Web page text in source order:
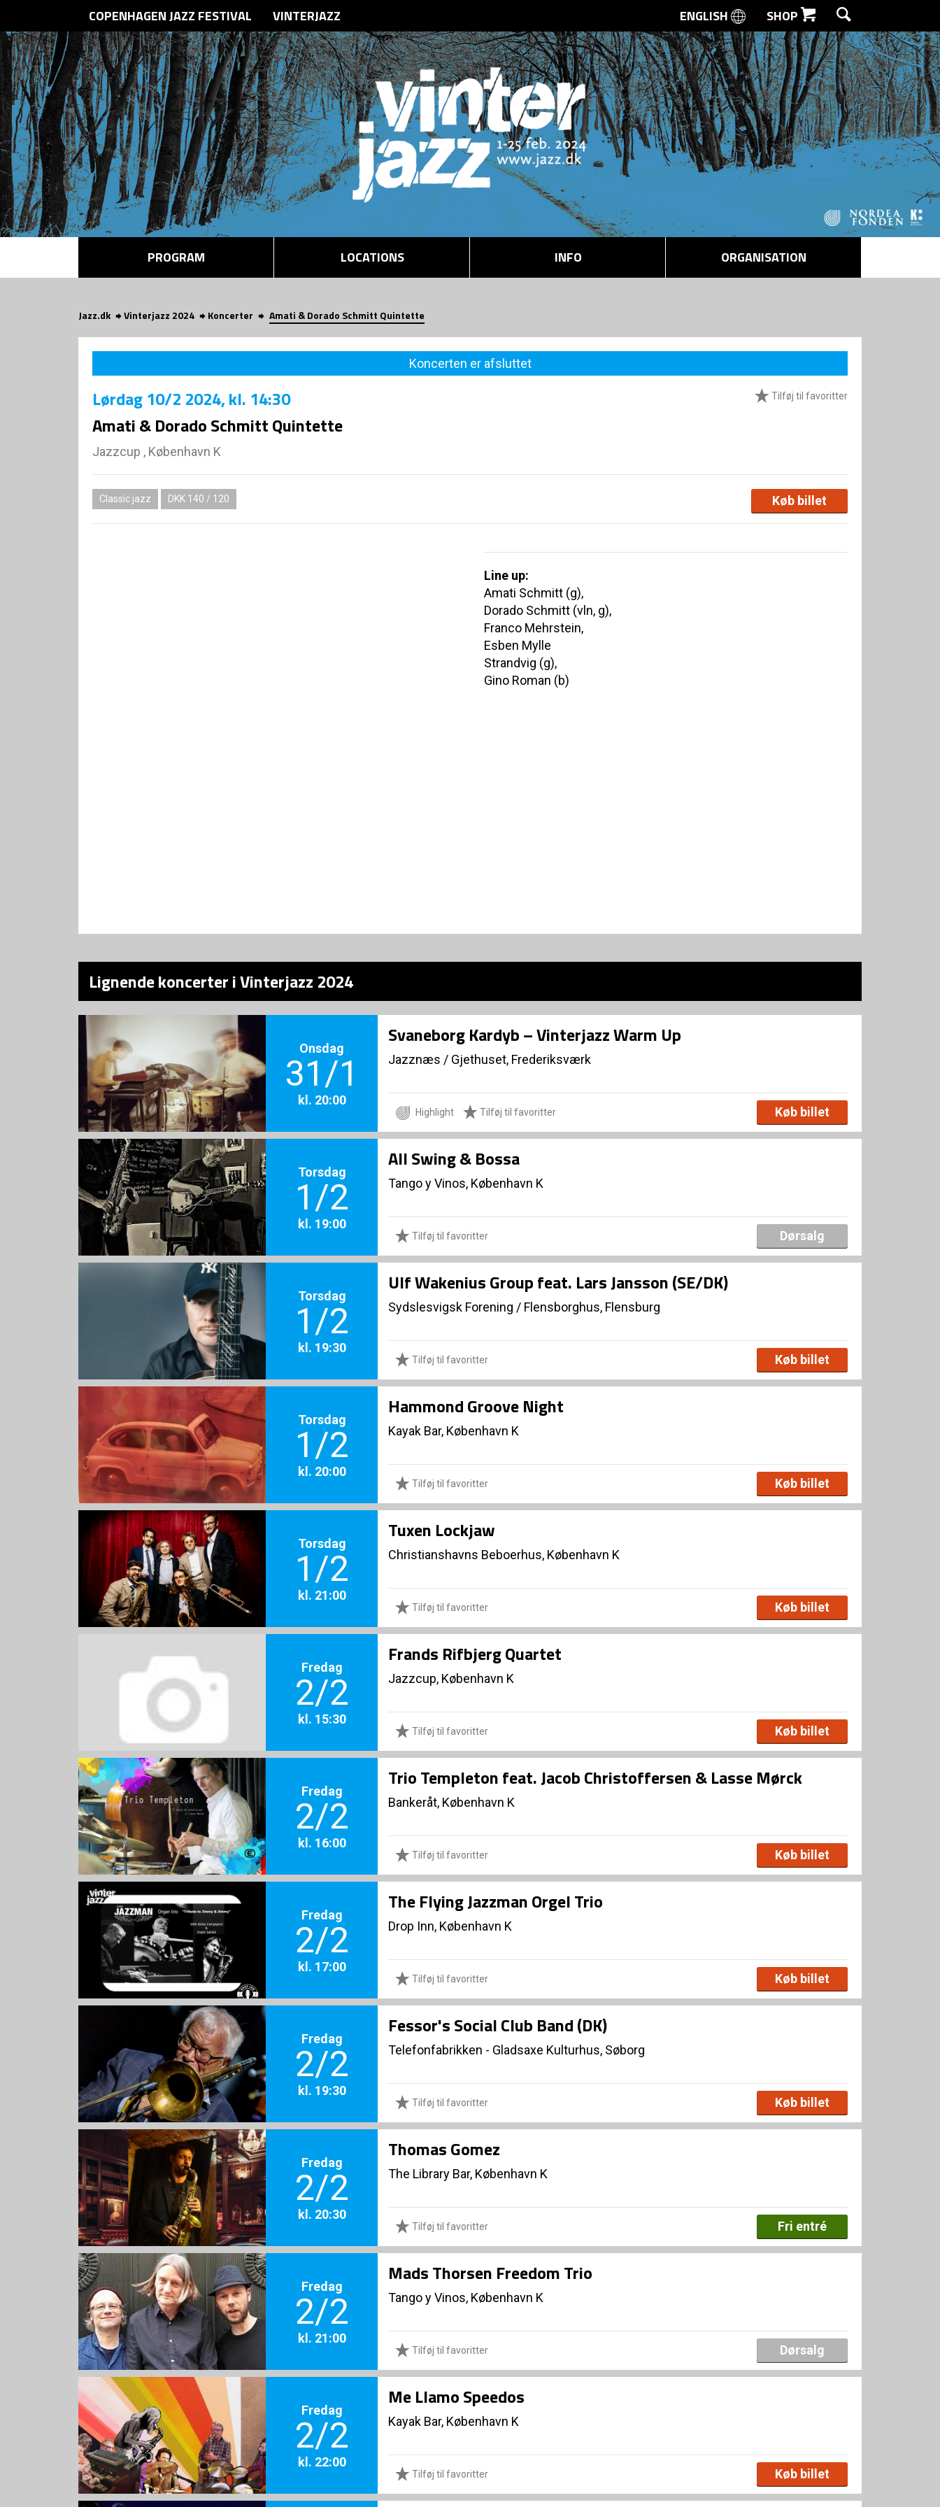
SØG
COPENHAGEN JAZZ FESTIVAL VINTERJAZZ ENGLISH SHOP
PROGRAM LOCATIONS INFO ORGANISATION
Jazz.dk Vinterjazz 2024 Koncerter Amati & Dorado Schmitt Quintette
Koncerten er afsluttet
Tilføj til favoritter
Lørdag10/2 2024, kl. 14:30
Amati & Dorado Schmitt Quintette
Jazzcup , København K
Classic jazz DKK 140 / 120 Køb billet
Line up:
Amati Schmitt (g),
Dorado Schmitt (vln, g),
Franco Mehrstein,
Esben Mylle
Strandvig (g),
Gino Roman (b)
Lignende koncerter i Vinterjazz 2024
Onsdag
31/1
kl. 20:00
Svaneborg Kardyb – Vinterjazz Warm Up
Jazznæs / Gjethuset, Frederiksværk
Highlight Tilføj til favoritter Køb billet
Torsdag
1/2
kl. 19:00
All Swing & Bossa
Tango y Vinos, København K
Tilføj til favoritter Dørsalg
Torsdag
1/2
kl. 19:30
Ulf Wakenius Group feat. Lars Jansson (SE/DK)
Sydslesvigsk Forening / Flensborghus, Flensburg
Tilføj til favoritter Køb billet
Torsdag
1/2
kl. 20:00
Hammond Groove Night
Kayak Bar, København K
Tilføj til favoritter Køb billet
Torsdag
1/2
kl. 21:00
Tuxen Lockjaw
Christianshavns Beboerhus, København K
Tilføj til favoritter Køb billet
Fredag
2/2
kl. 15:30
Frands Rifbjerg Quartet
Jazzcup, København K
Tilføj til favoritter Køb billet
Fredag
2/2
kl. 16:00
Trio Templeton feat. Jacob Christoffersen & Lasse Mørck
Bankeråt, København K
Tilføj til favoritter Køb billet
Fredag
2/2
kl. 17:00
The Flying Jazzman Orgel Trio
Drop Inn, København K
Tilføj til favoritter Køb billet
Fredag
2/2
kl. 19:30
Fessor's Social Club Band (DK)
Telefonfabrikken - Gladsaxe Kulturhus, Søborg
Tilføj til favoritter Køb billet
Fredag
2/2
kl. 20:30
Thomas Gomez
The Library Bar, København K
Tilføj til favoritter Fri entré
Fredag
2/2
kl. 21:00
Mads Thorsen Freedom Trio
Tango y Vinos, København K
Tilføj til favoritter Dørsalg
Fredag
2/2
kl. 22:00
Me Llamo Speedos
Kayak Bar, København K
Tilføj til favoritter Køb billet